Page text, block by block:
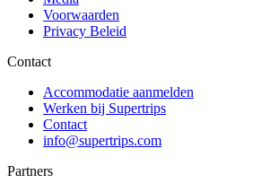
Voorwaarden
Privacy Beleid
Contact
Accommodatie aanmelden
Werken bij Supertrips
Contact
info@supertrips.com
Partners